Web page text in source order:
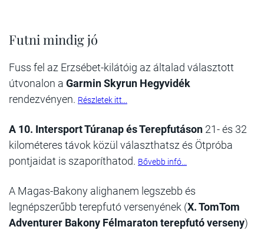
Futni mindig jó
Fuss fel az Erzsébet-kilátóig az általad választott
útvonalon a Garmin Skyrun Hegyvidék
rendezvényen. Részletek itt...
A 10. Intersport Túranap és Terepfutáson 21- és 32
kilométeres távok közül választhatsz és Ötpróba
pontjaidat is szaporíthatod. Bővebb infó...
A Magas-Bakony alighanem legszebb és
legnépszerűbb terepfutó versenyének (X. TomTom
Adventurer Bakony Félmaraton terepfutó verseny)